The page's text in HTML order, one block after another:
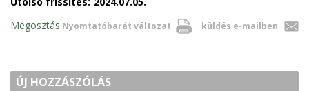
Nyomtatóbarát változat küldés e-mailben
Megosztás
ÚJ HOZZÁSZÓLÁS